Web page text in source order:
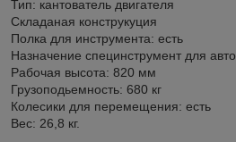
Тип: кантователь двигателя
Складаная конструкуция
Полка для инструмента: есть
Назначение специнструмент для авто
Рабочая высота: 820 мм
Грузоподьемность: 680 кг
Колесики для перемещения: есть
Вес: 26,8 кг.